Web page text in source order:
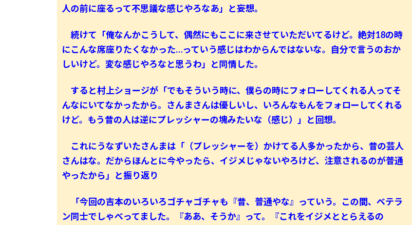
人の前に座るって不思議な感じやろなあ」と妄想。
続けて「俺なんかこうして、偶然にもここに来させていただいてるけど。絶対18の時
にこんな席座りたくなかった…っていう感じはわからんではないな。自分で言うのおか
しいけど。変な感じやろなと思うわ」と同情した。
すると村上ショージが「でもそういう時に、僕らの時にフォローしてくれる人ってそ
んなにいてなかったから。さんまさんは優しいし、いろんなもんをフォローしてくれる
けど。もう昔の人は逆にプレッシャーの塊みたいな（感じ）」と回想。
これにうなずいたさんまは「（プレッシャーを）かけてる人多かったから、昔の芸人
さんはな。だからほんとに今やったら、イジメじゃないやろけど、注意されるのが普通
やったから」と振り返り
「今回の吉本のいろいろゴチャゴチャも『昔、普通やな』っていう。この間、ベテラ
ン同士でしゃべってました。『ああ、そうか』って。『これをイジメととらえるの